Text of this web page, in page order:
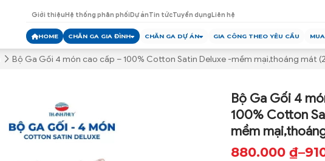
Giới thiệuHệ thống phân phốiDự ánTin tứcTuyển dụngLiên hệ
HOME CHĂN GA GIA ĐÌNH CHĂN GA DỰ ÁN GIA CÔNG THEO YÊU CẦU
Bộ Ga Gối 4 món cao cấp – 100% Cotton Satin Deluxe -mềm mại,thoáng mát
Bộ Ga Gối 4
100% Cotton
mềm
880.000₫–